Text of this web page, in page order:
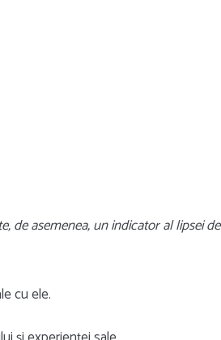
de asemenea, un indicator al lipsei de
cu ele.